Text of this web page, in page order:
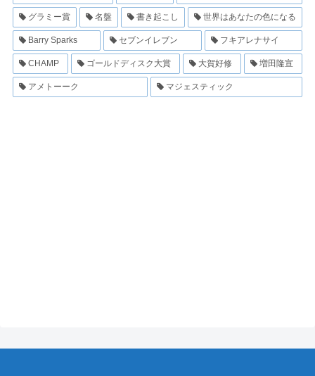
グラミー賞 名盤 書き起こし 世界はあなたの色になる
Barry Sparks セブンイレブン フキアレナサイ
CHAMP ゴールドディスク大賞 大賀好修 増田隆宣
アメトーーク マジェスティック